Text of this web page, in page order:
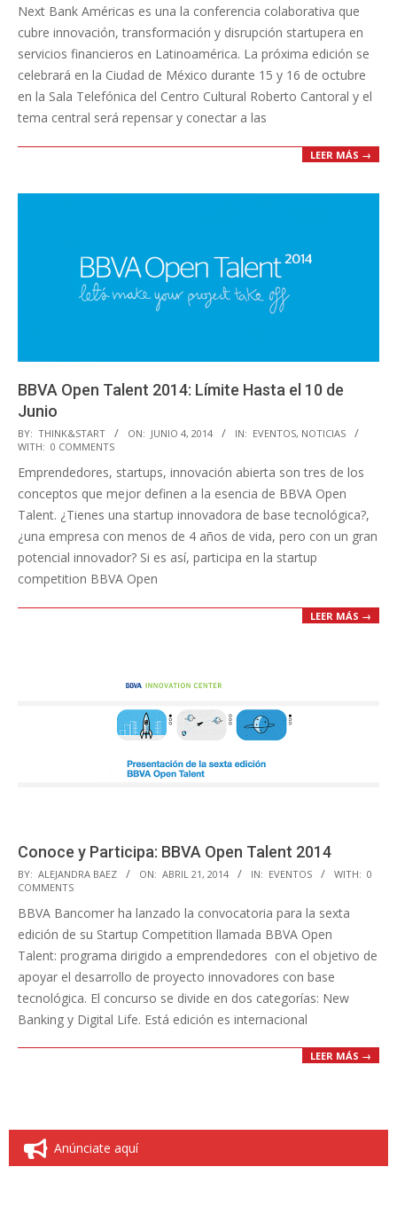
04
Next Bank Américas es una la conferencia colaborativa que
cubre innovación, transformación y disrupción startupera en
servicios financieros en Latinoamérica. La próxima edición se
celebrará en la Ciudad de México durante 15 y 16 de octubre
en la Sala Telefónica del Centro Cultural Roberto Cantoral y el
tema central será repensar y conectar a las
LEER MÁS →
BBVA Open Talent 2014: Límite Hasta el 10 de
Junio
2014-
06-
04
BY: THINK&START ON: JUNIO 4, 2014 IN: EVENTOS, NOTICIAS
WITH: 0 COMMENTS
Emprendedores, startups, innovación abierta son tres de los
conceptos que mejor definen a la esencia de BBVA Open
Talent. ¿Tienes una startup innovadora de base tecnológica?,
¿una empresa con menos de 4 años de vida, pero con un gran
potencial innovador? Si es así, participa en la startup
competition BBVA Open
LEER MÁS →
Conoce y Participa: BBVA Open Talent 2014
2014-
04-
21
BY: ALEJANDRA BAEZ ON: ABRIL 21, 2014 IN: EVENTOS WITH: 0
COMMENTS
BBVA Bancomer ha lanzado la convocatoria para la sexta
edición de su Startup Competition llamada BBVA Open
Talent: programa dirigido a emprendedores con el objetivo de
apoyar el desarrollo de proyecto innovadores con base
tecnológica. El concurso se divide en dos categorías: New
Banking y Digital Life. Está edición es internacional
LEER MÁS →
Anúnciate aquí